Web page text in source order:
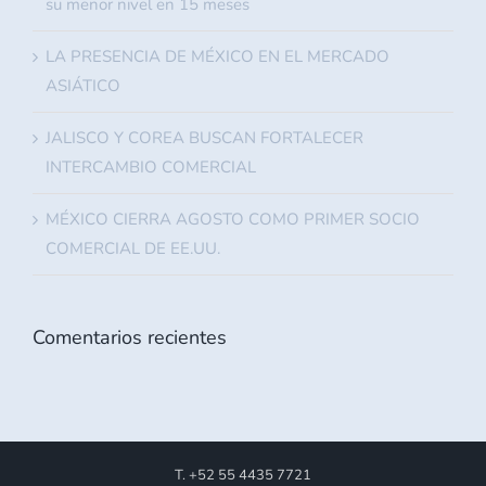
LA PRESENCIA DE MÉXICO EN EL MERCADO
ASIÁTICO
JALISCO Y COREA BUSCAN FORTALECER
INTERCAMBIO COMERCIAL
MÉXICO CIERRA AGOSTO COMO PRIMER SOCIO
COMERCIAL DE EE.UU.
Comentarios recientes
T. +52 55 4435 7721